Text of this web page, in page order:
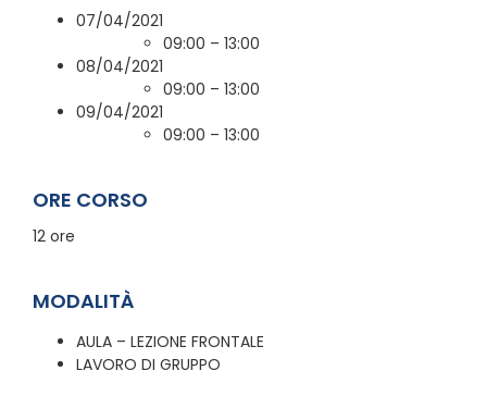
07/04/2021
09:00 – 13:00
08/04/2021
09:00 – 13:00
09/04/2021
09:00 – 13:00
ORE CORSO
12 ore
MODALITÀ
AULA – LEZIONE FRONTALE
LAVORO DI GRUPPO